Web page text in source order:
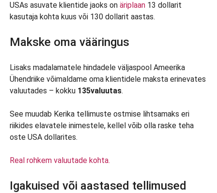
USAs asuvate klientide jaoks on äriplaan 13 dollarit
kasutaja kohta kuus või 130 dollarit aastas.
Makske oma vääringus
Lisaks madalamatele hindadele väljaspool Ameerika
Ühendriike võimaldame oma klientidele maksta erinevates
valuutades – kokku 135valuutas.
See muudab Kerika tellimuste ostmise lihtsamaks eri
riikides elavatele inimestele, kellel võib olla raske teha
oste USA dollarites.
Real rohkem valuutade kohta.
Igakuised või aastased tellimused